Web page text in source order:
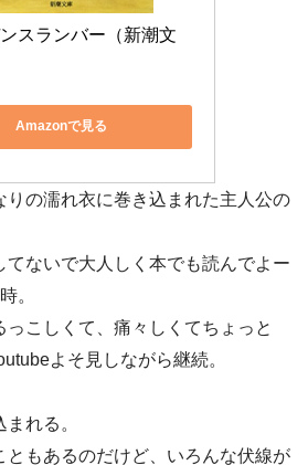
スランバー（新潮文
Amazonで見る
りの濡れ衣に巻き込まれた主人公の
てないで大人しく本でも読んでよー
。
こしくて、痛々しくてちょっと
よそ見しながら継続。
れる。
ともあるのだけど、いろんな伏線が